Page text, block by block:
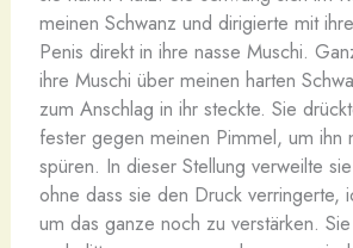
meinen Schwanz und dirigierte mit
Penis direkt in ihre nasse Muschi.
ihre Muschi über meinen harten
zum Anschlag in ihr steckte. Sie
fester gegen meinen Pimmel, um ihn
spüren. In dieser Stellung verweilte
ohne dass sie den Druck verringerte,
um das ganze noch zu verstärken.